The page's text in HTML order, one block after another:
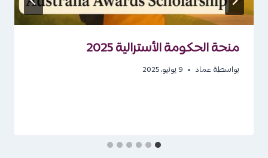
منحة الحكومة الأسترالية 2025
بواسطة عماد 9 يونيو، 2025